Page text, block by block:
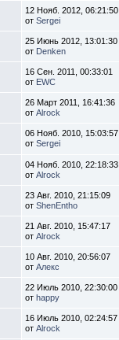
12 Нояб. 2012, 06:21:50
отSergei
25 Июнь 2012, 13:01:30
от Denken
16 Сен. 2011, 00:33:01
от EWC
26 Март 2011, 16:41:36
отAlrock
06 Нояб. 2010, 15:03:57
отSergei
04 Нояб. 2010, 22:18:33
отAlrock
23 Авг. 2010, 21:15:09
отShenEntho
21 Авг. 2010, 15:47:17
отAlrock
10 Авг. 2010, 20:56:07
отАлекс
22 Июль 2010, 22:30:00
отhappy
16 Июль 2010, 02:24:57
отAlrock